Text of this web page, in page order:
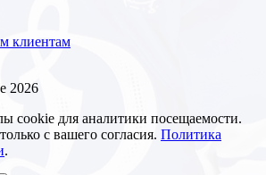
клиентам
2026
cookie для аналитики посещаемости.
с вашего согласия. Политика
.